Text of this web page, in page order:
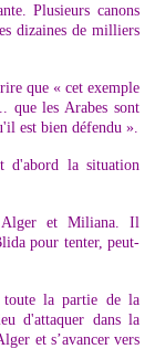
Plusieurs canons
dizaines de milliers
que « cet exemple
que les Arabes sont
est bien défendu ».
d'abord la situation
Alger et Miliana. Il
pour tenter, peut-
toute la partie de la
d'attaquer dans la
et s’avancer vers